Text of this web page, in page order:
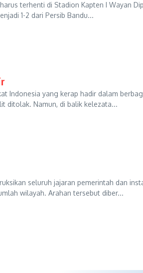
terhenti di Stadion Kapten I Wayan
1-2 dari Persib Bandu...
Indonesia yang kerap hadir dalam
ditolak. Namun, di balik kelezata...
seluruh jajaran pemerintah dan
wilayah. Arahan tersebut diber...